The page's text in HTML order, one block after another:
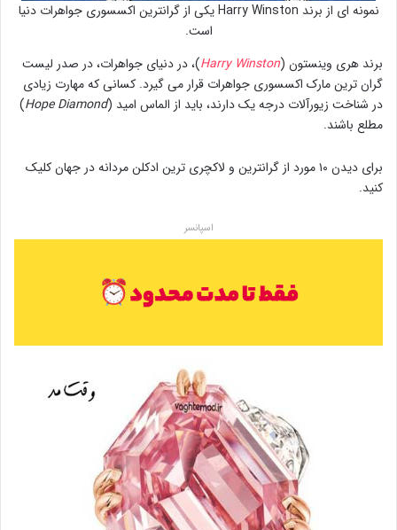
نمونه ای از برند Harry Winston یکی از گرانترین اکسسوری جواهرات دنیا
است.
برند هری وینستون (Harry Winston)، در دنیای جواهرات، در صدر لیست
گران ترین مارک اکسسوری جواهرات قرار می گیرد. کسانی که مهارت زیادی
در شناخت زیورآلات درجه یک دارند، باید از الماس امید (Hope Diamond
)
مطلع باشند.
برای دیدن ۱۰ مورد از گرانترین و لاکچری ترین ادکلن مردانه در جهان کلیک
کنید.
اسپانسر